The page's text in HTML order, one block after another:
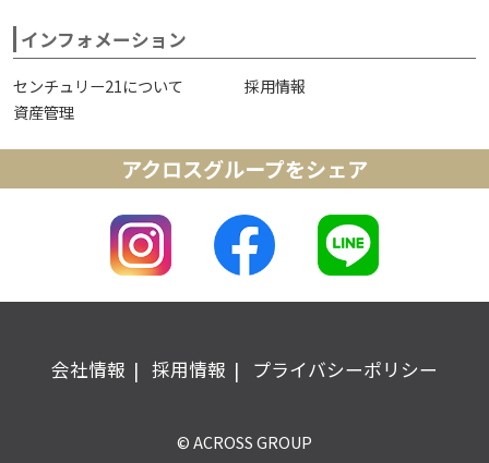
インフォメーション
センチュリー21について
採用情報
資産管理
アクロスグループをシェア
会社情報 採用情報 プライバシーポリシー
© ACROSS GROUP